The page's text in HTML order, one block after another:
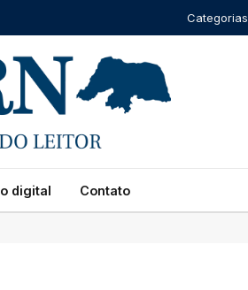
Categorias
digital Contato